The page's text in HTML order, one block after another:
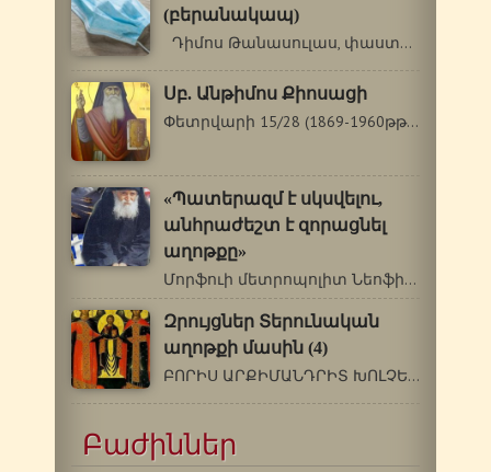
(բերանակապ)
Դիմոս Թանասուլաս, փաստաբան, Հունաստան…
Սբ. Անթիմոս Քիոսացի
Փետրվարի 15/28 (1869-1960թթ.) Սբ. Անթիմոս…
«Պատերազմ է սկսվելու,
անհրաժեշտ է զորացնել
աղոթքը»
Մորֆուի մետրոպոլիտ Նեոֆիտոսը Սբ.Պաիսիոս…
Զրույցներ Տերունական
աղոթքի մասին (4)
ԲՈՐԻՍ ԱՐՔԻՄԱՆԴՐԻՏ ԽՈԼՉԵՎ (1895-1971 թթ.)…
Բաժիններ